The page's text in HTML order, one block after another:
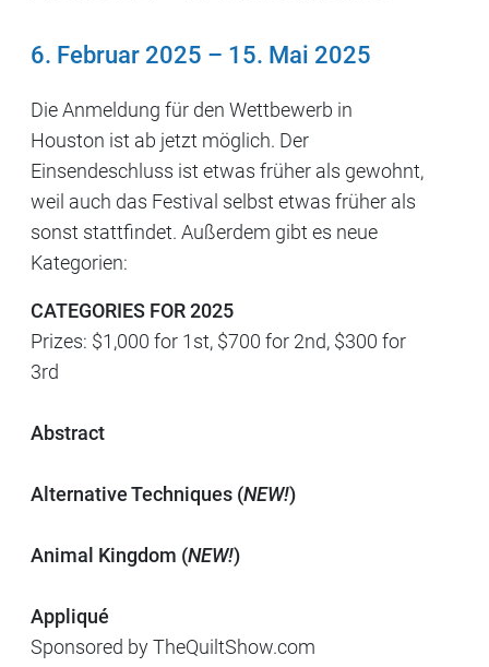
6. Februar 2025 – 15. Mai 2025
Die Anmeldung für den Wettbewerb in
Houston ist ab jetzt möglich. Der
Einsendeschluss ist etwas früher als gewohnt,
weil auch das Festival selbst etwas früher als
sonst stattfindet. Außerdem gibt es neue
Kategorien:
CATEGORIES FOR 2025
Prizes: $1,000 for 1st, $700 for 2nd, $300 for
3rd
Abstract
Alternative Techniques (NEW!)
Animal Kingdom (NEW!)
Appliqué
Sponsored by TheQuiltShow.com